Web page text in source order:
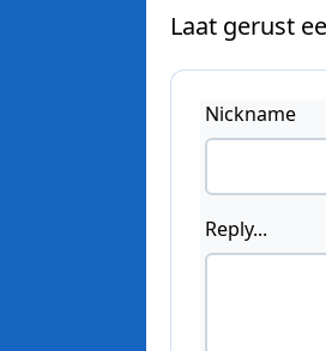
Laat gerust